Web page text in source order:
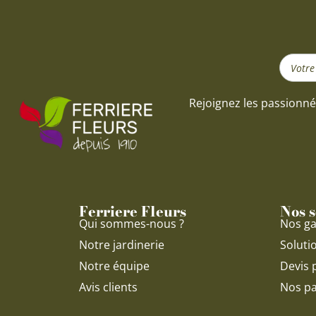
Search
...
Rejoignez les
Ferriere Fleurs
Qui sommes-nous ?
Notre jardinerie
Notre équipe
Avis clients
Nos
Nos
Devis
Nos